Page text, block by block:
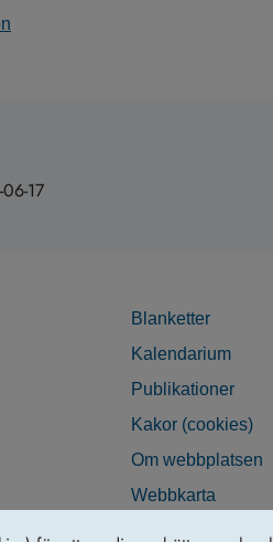
17
Blanketter
Kalendarium
Publikationer
Kakor (cookies)
Om webbplatsen
Webbkarta